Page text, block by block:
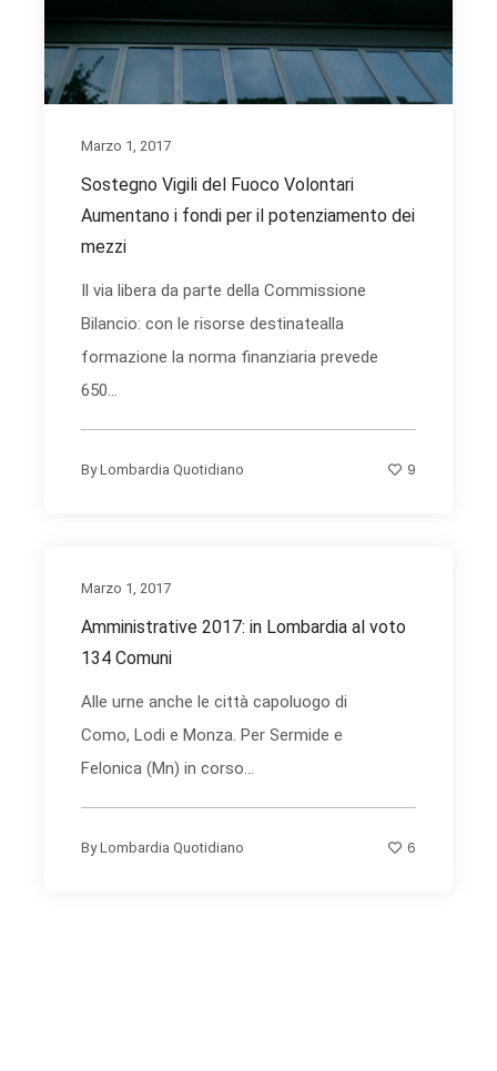
Marzo 1, 2017
Sostegno Vigili del Fuoco Volontari
Aumentano i fondi per il potenziamento dei
mezzi
Il via libera da parte della Commissione
Bilancio: con le risorse destinatealla
formazione la norma finanziaria prevede
650...
ByLombardia Quotidiano 9
Marzo 1, 2017
Amministrative 2017: in Lombardia al voto
134 Comuni
Alle urne anche le città capoluogo di
Como, Lodi e Monza. Per Sermide e
Felonica (Mn) in corso...
ByLombardia Quotidiano 6